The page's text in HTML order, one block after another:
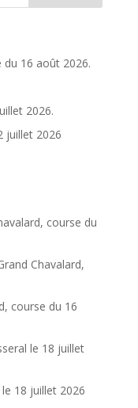
du 16 août 2026.
2026.
juillet 2026
course du
Chavalard,
course du 16
le 18 juillet
18 juillet 2026